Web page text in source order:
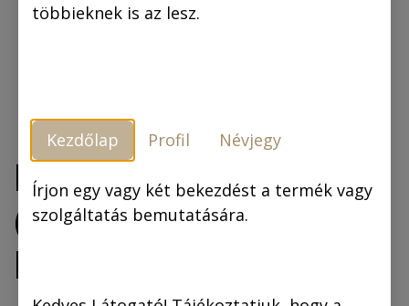
Monte Cristo grófja
(fekete-fehér
képregény)
többieknek is az lesz.
Kezdőlap Profil Névjegy
Írjon egy vagy két bekezdést a termék vagy
szolgáltatás bemutatására.